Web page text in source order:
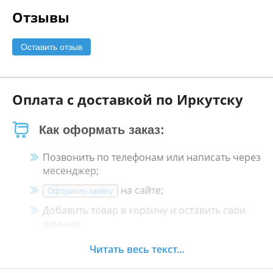
Отзывы
Оставить отзыв
Оплата с доставкой по Иркутску
Как оформать заказ:
Позвонить по телефонам или написать через
месенджер;
Оформить заявку
на сайте;
Добавить товар в корзину и оставить свои
данные;
Менеджер свяжется с Вами в течение 30
Читать весь текст...